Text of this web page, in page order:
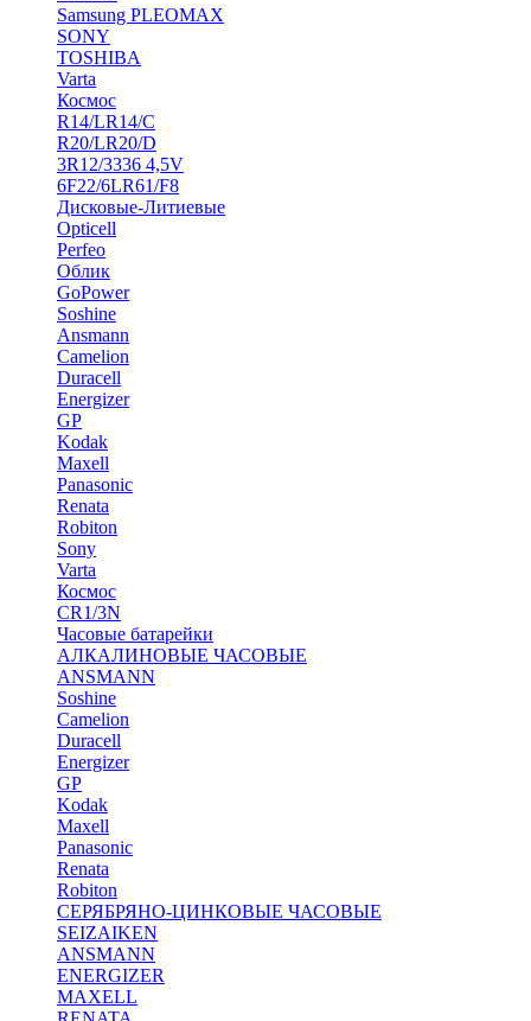
Samsung PLEOMAX
SONY
TOSHIBA
Varta
Космос
R14/LR14/C
R20/LR20/D
3R12/3336 4,5V
6F22/6LR61/F8
Дисковые-Литиевые
Opticell
Perfeo
Облик
GoPower
Soshine
Ansmann
Camelion
Duracell
Energizer
GP
Kodak
Maxell
Panasonic
Renata
Robiton
Sony
Varta
Космос
CR1/3N
Часовые батарейки
АЛКАЛИНОВЫЕ ЧАСОВЫЕ
ANSMANN
Soshine
Camelion
Duracell
Energizer
GP
Kodak
Maxell
Panasonic
Renata
Robiton
СЕРЯБРЯНО-ЦИНКОВЫЕ ЧАСОВЫЕ
SEIZAIKEN
ANSMANN
ENERGIZER
MAXELL